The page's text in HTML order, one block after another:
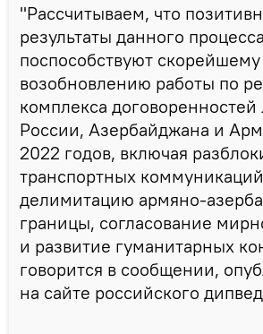
"Рассчитываем, что
результаты данного процесса
поспособствуют скорейшему
возобновлению работы по
комплекса договоренностей
России, Азербайджана и
2022 годов, включая
транспортных
делимитацию армяно-
границы, согласование
и развитие гуманитарных
говорится в сообщении,
на сайте российского